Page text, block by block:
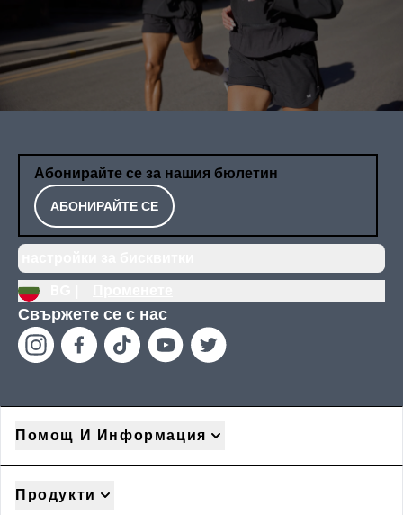
Абонирайте се за нашия бюлетин
АБОНИРАЙТЕ СЕ
Свържете се с нас
Помощ И Информация
Продукти